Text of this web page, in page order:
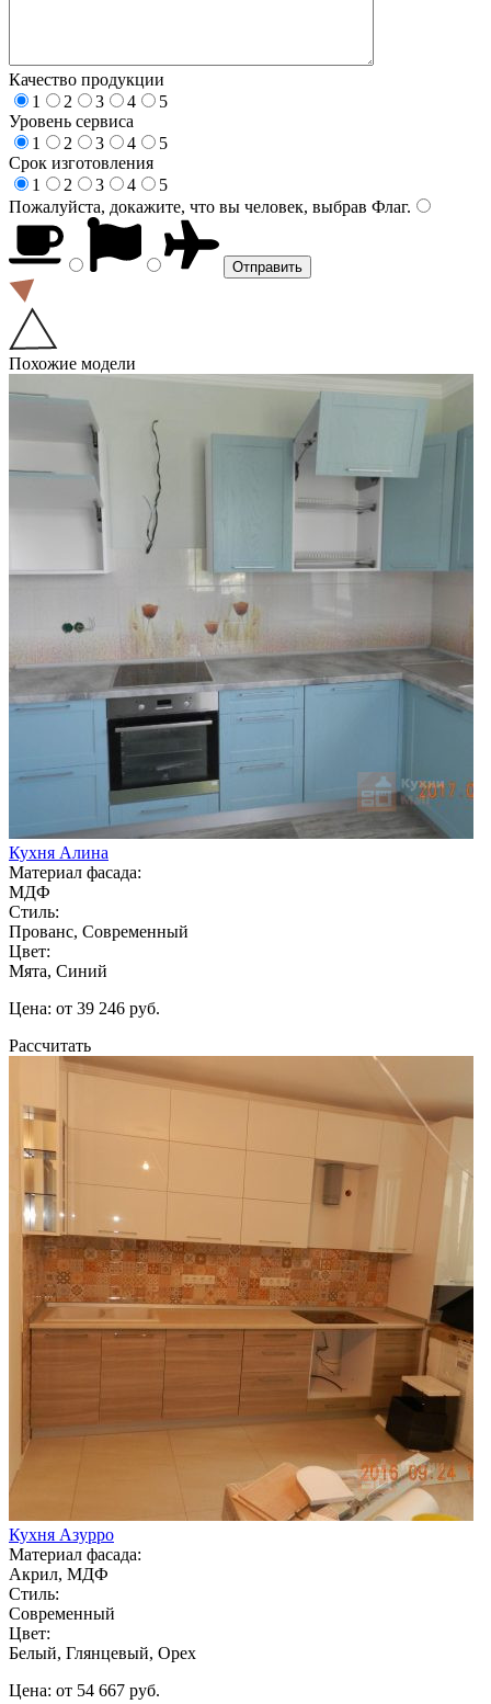
Качество продукции
1
2 3 4
5
Уровень сервиса
1
2 3 4
5
Срок изготовления
1
2 3 4
5
Пожалуйста, докажите, что вы человек, выбрав Флаг.
Похожие модели
Кухня Алина
Материал фасада:
МДФ
Стиль:
Прованс, Современный
Цвет:
Мята, Синий
Цена: от 39 246 руб.
Рассчитать
Кухня Азурро
Материал фасада:
Акрил, МДФ
Стиль:
Современный
Цвет:
Белый, Глянцевый, Орех
Цена: от 54 667 руб.